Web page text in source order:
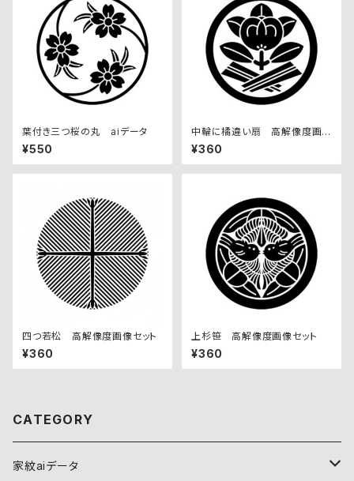
葉付き三つ桜の丸 aiデータ
¥550
中輪に橘違い扇 高解像度画
像セット
¥360
四つ若松 高解像度画像セット
¥360
上杉笹 高解像度画像セット
¥360
CATEGORY
家紋aiデータ